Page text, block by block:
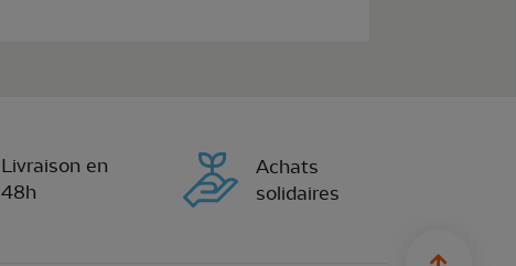
Livraison en
48h
Achats
solidaires